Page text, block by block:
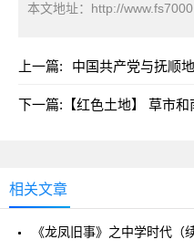
本文地址： http://
上一篇: 中国共产党与抚顺
下一篇: 【红色土地】 草市
相关文章
《龙凤旧事》之中学时代（